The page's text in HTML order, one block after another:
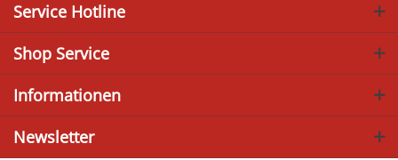
Service Hotline
Shop Service
Informationen
Newsletter